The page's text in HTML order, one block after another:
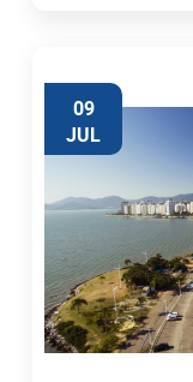
09
JUL